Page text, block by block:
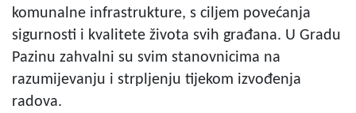
komunalne infrastrukture, s ciljem povećanja
sigurnosti i kvalitete života svih građana. U Gradu
Pazinu zahvalni su svim stanovnicima na
razumijevanju i strpljenju tijekom izvođenja
radova.